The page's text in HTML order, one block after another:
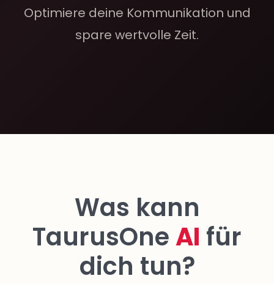
Optimiere deine Kommunikation und
spare wertvolle Zeit.
Was kann
TaurusOneAI für
dich tun?